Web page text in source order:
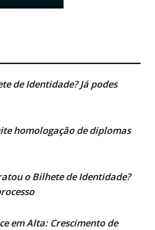
de Identidade? Já podes
homologação de diplomas
o Bilhete de Identidade?
em Alta: Crescimento de